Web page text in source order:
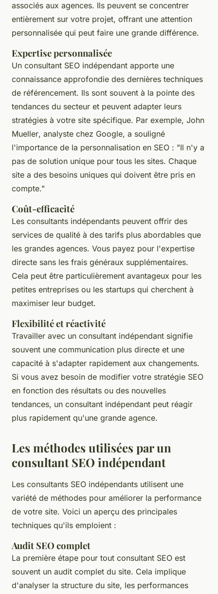
associés aux agences. Ils peuvent se concentrer
entièrement sur votre projet, offrant une attention
personnalisée qui peut faire une grande différence.
Expertise personnalisée
Un consultant SEO indépendant apporte une
connaissance approfondie des dernières techniques
de référencement. Ils sont souvent à la pointe des
tendances du secteur et peuvent adapter leurs
stratégies à votre site spécifique. Par exemple, John
Mueller, analyste chez Google, a souligné
l'importance de la personnalisation en SEO : "Il n'y a
pas de solution unique pour tous les sites. Chaque
site a des besoins uniques qui doivent être pris en
compte."
Coût-efficacité
Les consultants indépendants peuvent offrir des
services de qualité à des tarifs plus abordables que
les grandes agences. Vous payez pour l'expertise
directe sans les frais généraux supplémentaires.
Cela peut être particulièrement avantageux pour les
petites entreprises ou les startups qui cherchent à
maximiser leur budget.
Flexibilité et réactivité
Travailler avec un consultant indépendant signifie
souvent une communication plus directe et une
capacité à s'adapter rapidement aux changements.
Si vous avez besoin de modifier votre stratégie SEO
en fonction des résultats ou des nouvelles
tendances, un consultant indépendant peut réagir
plus rapidement qu'une grande agence.
Les méthodes utilisées par un
consultant SEO indépendant
Les consultants SEO indépendants utilisent une
variété de méthodes pour améliorer la performance
de votre site. Voici un aperçu des principales
techniques qu'ils emploient :
Audit SEO complet
La première étape pour tout consultant SEO est
souvent un audit complet du site. Cela implique
d'analyser la structure du site, les performances